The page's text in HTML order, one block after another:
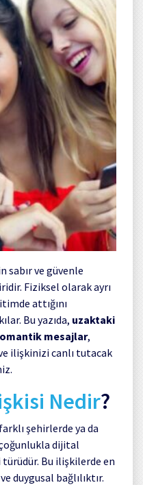
sabır ve güvenle
Fiziksel olarak ayrı
attığını
Bu yazıda, uzaktaki
mesajlar,
ilişkinizi canlı tutacak
Nedir?
şehirlerde ya da
dijital
Bu ilişkilerde en
duygusal bağlılıktır.